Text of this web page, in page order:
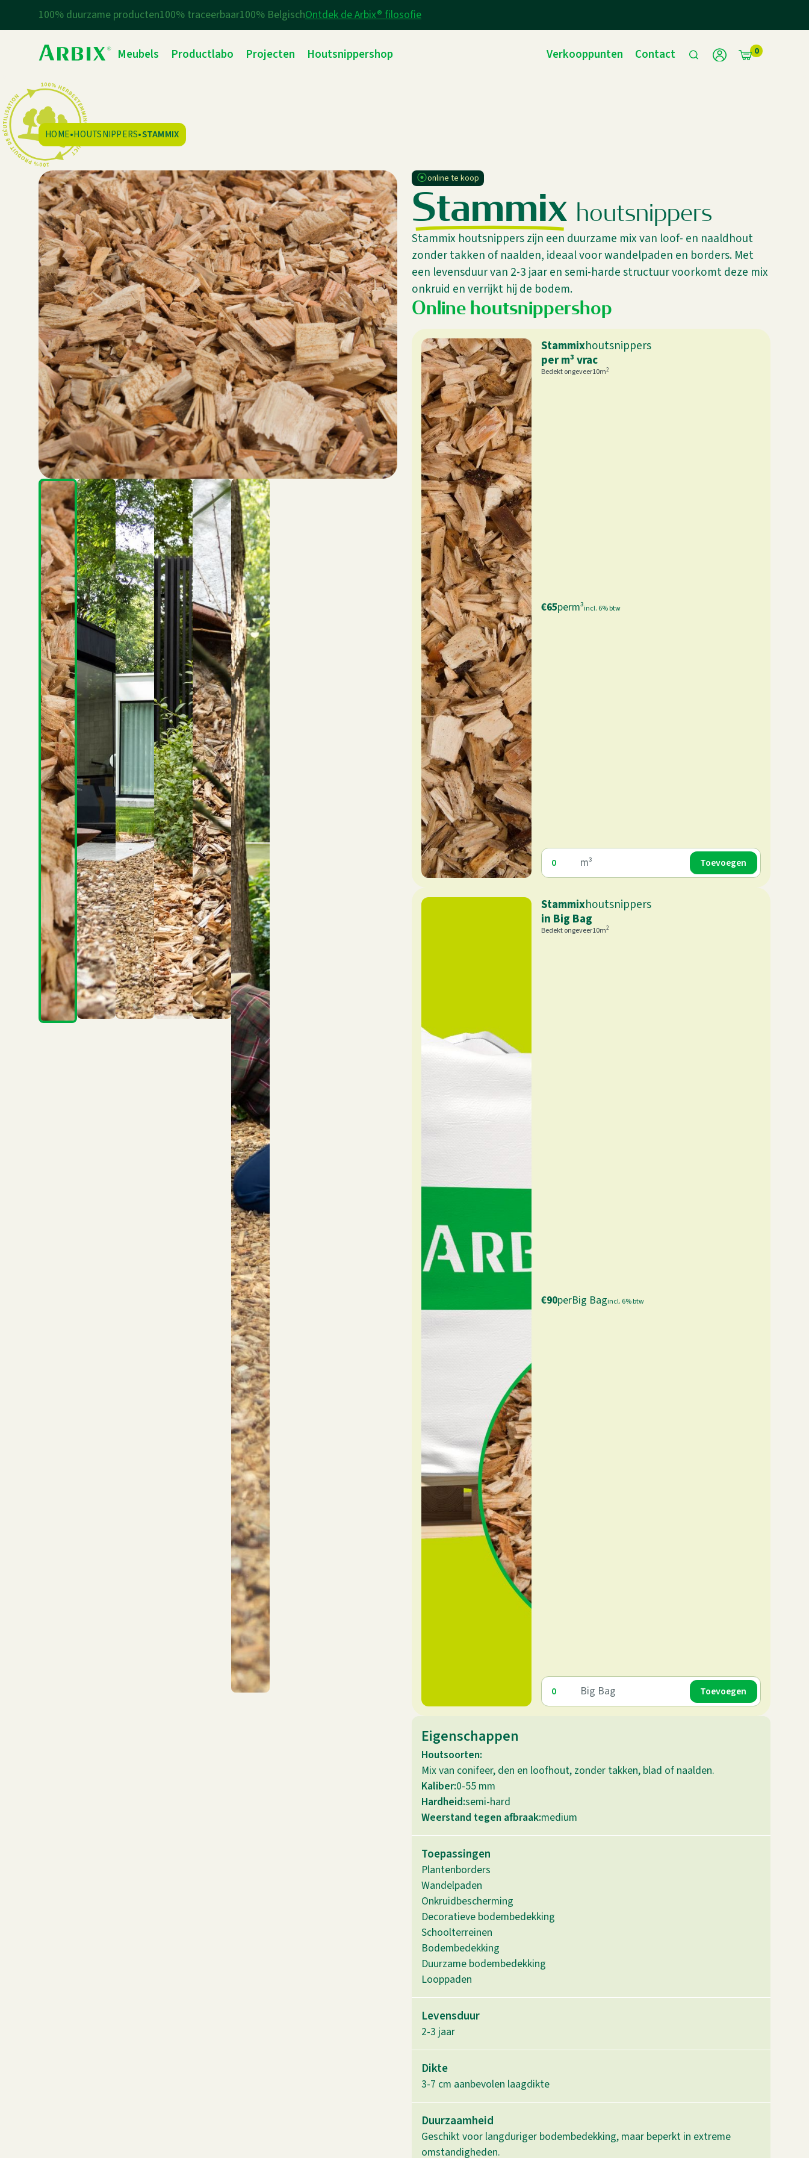
100% duurzame producten100% traceerbaar100% BelgischOntdek de Arbix® filosofie
Meubels Productlabo Projecten Houtsnippershop Verkooppunten Contact 0
HOME•HOUTSNIPPERS•STAMMIX
⦿online te koop
Stammix houtsnippers
Stammix houtsnippers zijn een duurzame mix van loof- en naaldhout
zonder takken of naalden, ideaal voor wandelpaden en borders. Met
een levensduur van 2-3 jaar en semi-harde structuur voorkomt deze mix
onkruid en verrijkt hij de bodem.
Online houtsnippershop
Stammixhoutsnippers
per m³ vrac
Bedekt ongeveer10m2
€65perm³incl. 6% btw
m³
Stammixhoutsnippers
in Big Bag
Bedekt ongeveer10m2
€90perBig Bagincl. 6% btw
Big Bag
Eigenschappen
Houtsoorten:
Mix van conifeer, den en loofhout, zonder takken, blad of naalden.
Kaliber:0-55 mm
Hardheid:semi-hard
Weerstand tegen afbraak:medium
Toepassingen
Plantenborders
Wandelpaden
Onkruidbescherming
Decoratieve bodembedekking
Schoolterreinen
Bodembedekking
Duurzame bodembedekking
Looppaden
Levensduur
2-3 jaar
Dikte
3-7 cm aanbevolen laagdikte
Duurzaamheid
Geschikt voor langduriger bodembedekking, maar beperkt in extreme
omstandigheden.